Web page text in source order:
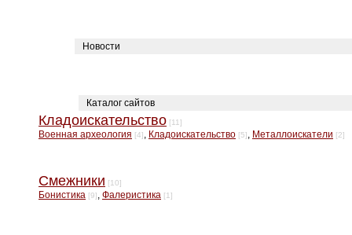
Новости
Каталог сайтов
Кладоискательство [11]
Военная археология [4], Кладоискательство [5], Металлоискатели [2]
Смежники [10]
Бонистика [9], Фалеристика [1]